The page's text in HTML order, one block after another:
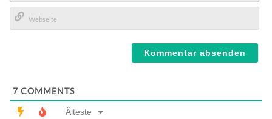
E-
Mail*
7 COMMENTS
Älteste